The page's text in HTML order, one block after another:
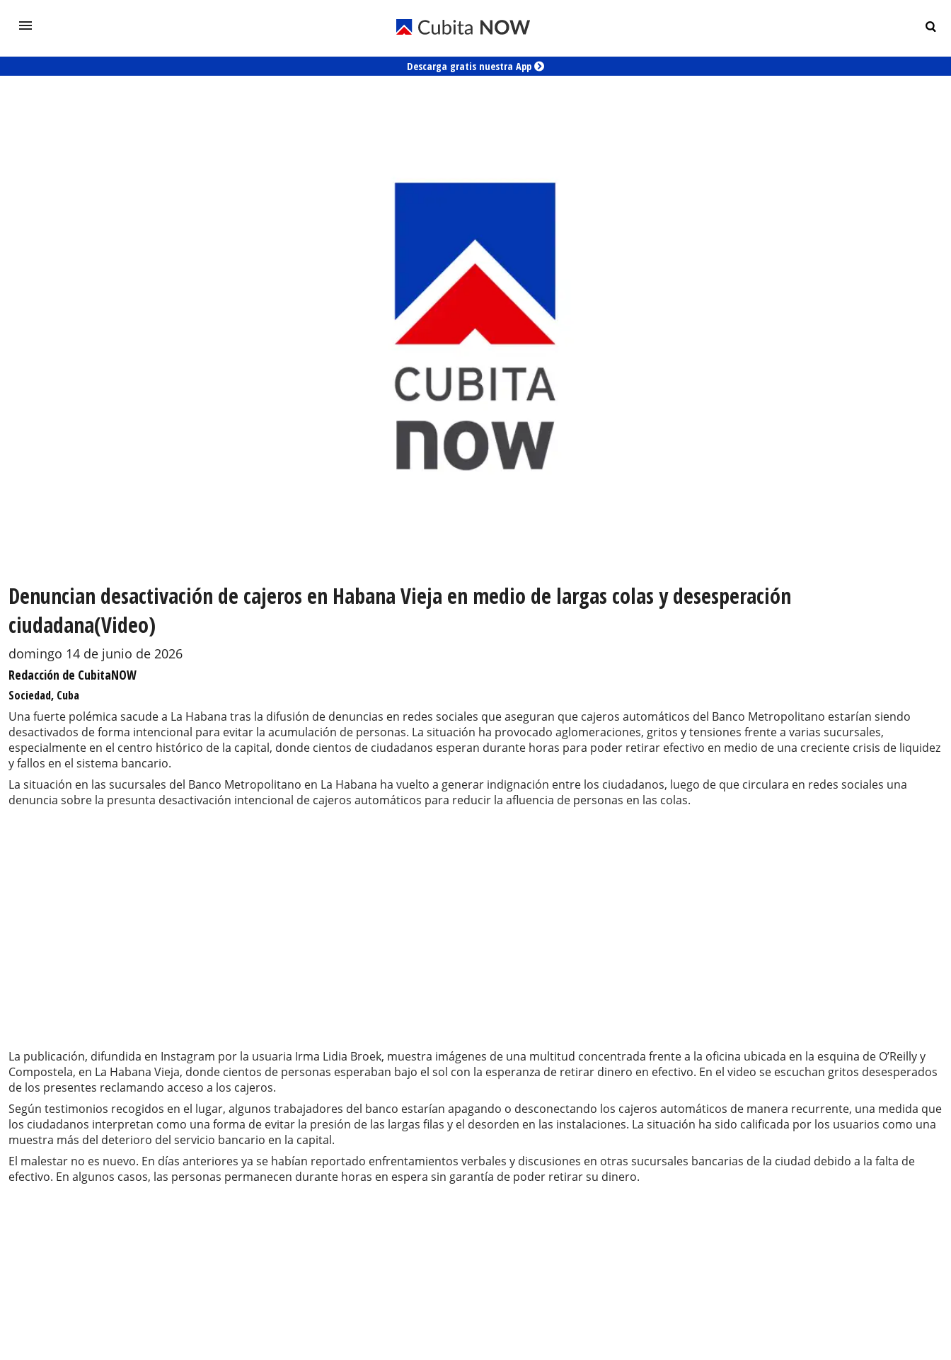
Descarga gratis nuestra App
Denuncian desactivación de cajeros en Habana Vieja en medio de largas colas y desesperación
ciudadana(Video)
domingo 14 de junio de 2026
Redacción de CubitaNOW
Sociedad, Cuba
Una fuerte polémica sacude a La Habana tras la difusión de denuncias en redes sociales que aseguran que cajeros automáticos del Banco Metropolitano estarían siendo
desactivados de forma intencional para evitar la acumulación de personas. La situación ha provocado aglomeraciones, gritos y tensiones frente a varias sucursales,
especialmente en el centro histórico de la capital, donde cientos de ciudadanos esperan durante horas para poder retirar efectivo en medio de una creciente crisis de liquidez
y fallos en el sistema bancario.
La situación en las sucursales del Banco Metropolitano en La Habana ha vuelto a generar indignación entre los ciudadanos, luego de que circulara en redes sociales una
denuncia sobre la presunta desactivación intencional de cajeros automáticos para reducir la afluencia de personas en las colas.
La publicación, difundida en Instagram por la usuaria Irma Lidia Broek, muestra imágenes de una multitud concentrada frente a la oficina ubicada en la esquina de O’Reilly y
Compostela, en La Habana Vieja, donde cientos de personas esperaban bajo el sol con la esperanza de retirar dinero en efectivo. En el video se escuchan gritos desesperados
de los presentes reclamando acceso a los cajeros.
Según testimonios recogidos en el lugar, algunos trabajadores del banco estarían apagando o desconectando los cajeros automáticos de manera recurrente, una medida que
los ciudadanos interpretan como una forma de evitar la presión de las largas filas y el desorden en las instalaciones. La situación ha sido calificada por los usuarios como una
muestra más del deterioro del servicio bancario en la capital.
El malestar no es nuevo. En días anteriores ya se habían reportado enfrentamientos verbales y discusiones en otras sucursales bancarias de la ciudad debido a la falta de
efectivo. En algunos casos, las personas permanecen durante horas en espera sin garantía de poder retirar su dinero.